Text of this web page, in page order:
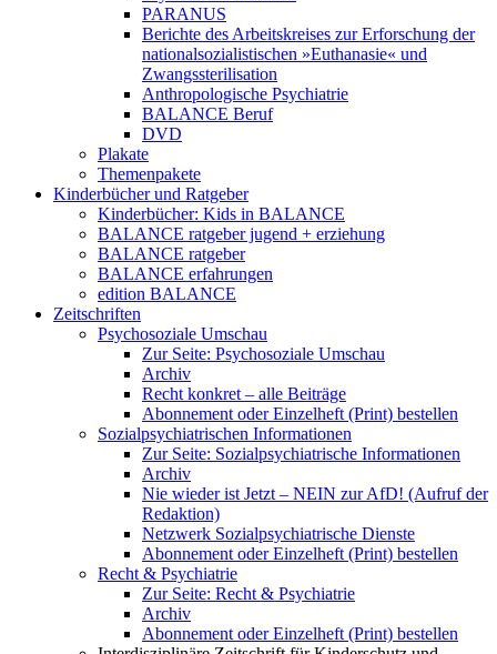
PARANUS
Berichte des Arbeitskreises zur Erforschung der
nationalsozialistischen »Euthanasie« und
Zwangssterilisation
Anthropologische Psychiatrie
BALANCE Beruf
DVD
Plakate
Themenpakete
Kinderbücher und Ratgeber
Kinderbücher: Kids in BALANCE
BALANCE ratgeber jugend + erziehung
BALANCE ratgeber
BALANCE erfahrungen
edition BALANCE
Zeitschriften
Psychosoziale Umschau
Zur Seite: Psychosoziale Umschau
Archiv
Recht konkret – alle Beiträge
Abonnement oder Einzelheft (Print) bestellen
Sozialpsychiatrischen Informationen
Zur Seite: Sozialpsychiatrische Informationen
Archiv
Nie wieder ist Jetzt – NEIN zur AfD! (Aufruf der
Redaktion)
Netzwerk Sozialpsychiatrische Dienste
Abonnement oder Einzelheft (Print) bestellen
Recht & Psychiatrie
Zur Seite: Recht & Psychiatrie
Archiv
Abonnement oder Einzelheft (Print) bestellen